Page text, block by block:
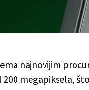
najnovijim
200 megapiksela,